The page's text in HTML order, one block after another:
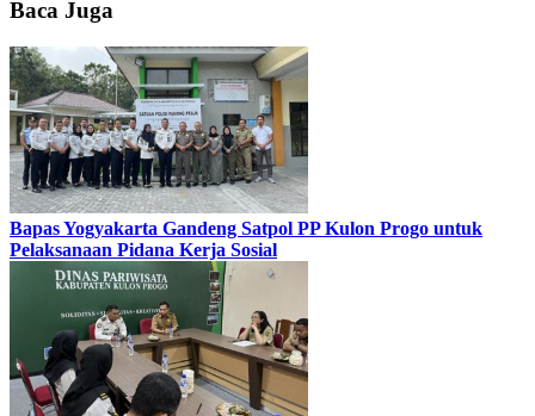
Baca Juga
Bapas Yogyakarta Gandeng Satpol PP Kulon Progo untuk
Pelaksanaan Pidana Kerja Sosial